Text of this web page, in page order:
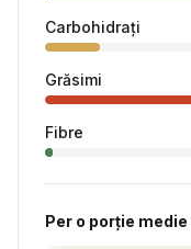
Carbohidrați
Grăsimi
Fibre
Per o porție medie